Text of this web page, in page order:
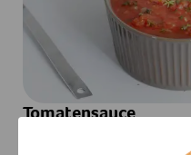
Tomatensauce